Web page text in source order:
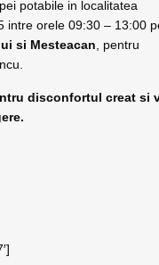
potabile in localitatea
intre orele 09:30 – 13:00
si Mesteacan , pentru
disconfortul creat si